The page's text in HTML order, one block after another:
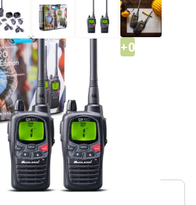
+0
Work Edition
2)